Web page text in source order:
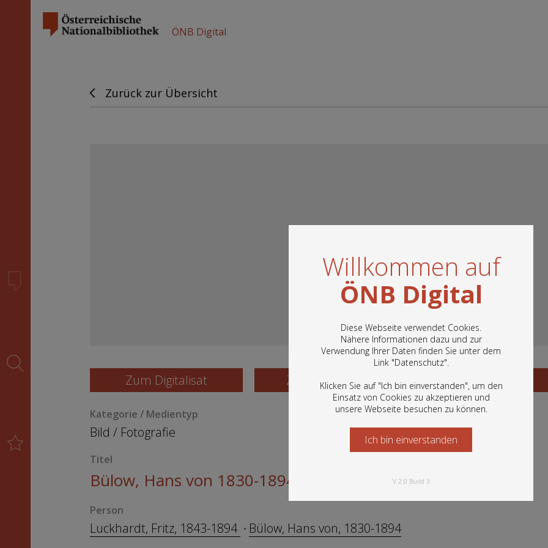
Willkommen auf
ÖNB Digital
Diese Webseite verwendet Cookies.
Nähere Informationen dazu und zur
Verwendung Ihrer Daten finden Sie unter dem
Link "Datenschutz".
Klicken Sie auf "Ich bin einverstanden", um den
Einsatz von Cookies zu akzeptieren und
unsere Webseite besuchen zu können.
In diesem Portal finden Sie die digitalen
Bestände der Österreichischen
Grafiken und vieles mehr.
Ich bin einverstanden
Starten Sie jetzt
V 2.0 Build 3
ÖNB Digital
Zurück zur Übersicht
Zum Digitalisat Zum Katalogisat Zur Vorschau
Kategorie / Medientyp
Bild / Fotografie
Titel
Bülow, Hans von 1830-1894
Person
Luckhardt, Fritz, 1843-1894 Bülow, Hans von, 1830-1894